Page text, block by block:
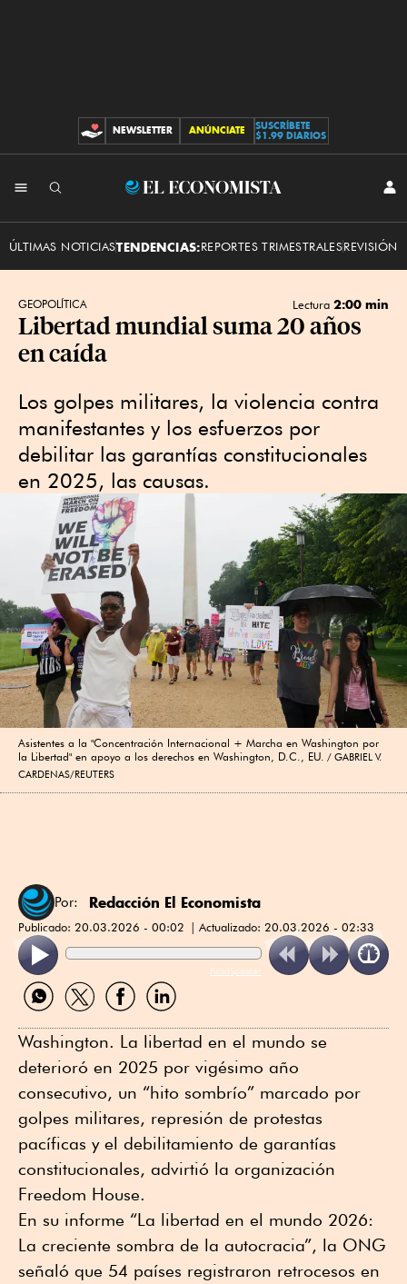
CONTRIBUCIONES
NEWSLETTER ANÚNCIATE
SUSCRÍBETE
$1.99 DIARIOS
El
ÚLTIMAS NOTICIASTENDENCIAS:REPORTES TRIMESTRALESREVISIÓN
GEOPOLÍTICA Lectura 2:00 min
Libertad mundial suma 20 años
en caída
Los golpes militares, la violencia contra
manifestantes y los esfuerzos por
debilitar las garantías constitucionales
en 2025, las causas.
Asistentes a la "Concentración Internacional + Marcha en Washington por
la Libertad" en apoyo a los derechos en Washington, D.C., EU.
GABRIEL V.
CARDENAS/REUTERS
Por: Redacción El Economista
Publicado: 20.03.2026 - 00:02 Actualizado: 20.03.2026 - 02:33
ReadSpeaker
Compartir
por
Compartir
por
Compartir
por
Compartir
por
Washington. La libertad en el mundo se
deterioró en 2025 por vigésimo año
consecutivo, un “hito sombrío” marcado por
golpes militares, represión de protestas
pacíficas y el debilitamiento de garantías
constitucionales, advirtió la organización
Freedom House.
En su informe “La libertad en el mundo 2026:
La creciente sombra de la autocracia”, la ONG
señaló que 54 países registraron retrocesos en